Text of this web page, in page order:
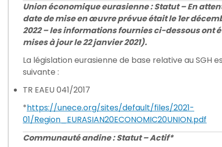
Union économique eurasienne : Statut – En
date de mise en œuvre prévue était le 1er
2022 – les informations fournies ci-dessous ont
mises à jour le 22 janvier 2021).
La législation eurasienne de base relative au SGH
suivante :
TR EAEU 041/2017
*https://unece.org/sites/default/files/2021-
01/Region_EURASIAN20ECONOMIC20UNION.pdf
Communauté andine : Statut – Actif*